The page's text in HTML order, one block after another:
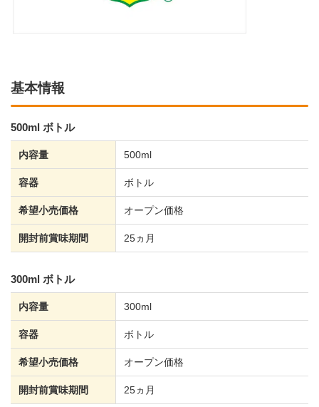
基本情報
500ml ボトル
内容量 500ml
容器 ボトル
希望小売価格 オープン価格
開封前賞味期間 25ヵ月
300ml ボトル
内容量 300ml
容器 ボトル
希望小売価格 オープン価格
開封前賞味期間 25ヵ月